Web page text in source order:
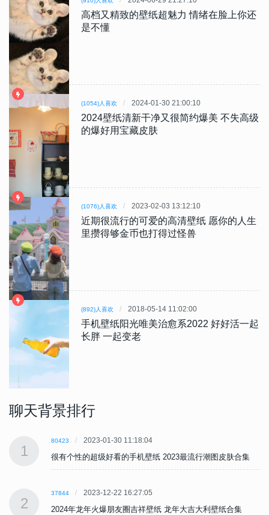
高档又精致的壁纸超魅力 情绪在脸上你还
是不懂
(1054)人喜欢 2024-01-30 21:00:10
2024壁纸清新干净又很简约爆美 不失高级
的爆好用宝藏皮肤
(1076)人喜欢 2023-02-03 13:12:10
近期很流行的可爱的高清壁纸 愿你的人生
里攒得够金币也打得过怪兽
(892)人喜欢 2018-05-14 11:02:00
手机壁纸阳光唯美治愈系2022 好好活一起
长胖 一起变老
聊天背景排行
1
80423 2023-01-30 11:18:04
很有个性的超级好看的手机壁纸 2023最流行潮图皮肤合集
2
37844 2023-12-22 16:27:05
2024年龙年火爆朋友圈吉祥壁纸 龙年大吉大利壁纸合集